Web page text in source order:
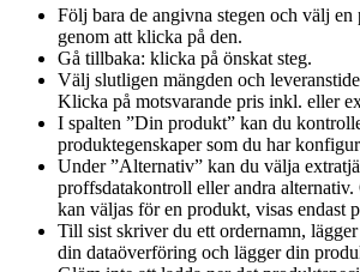
Följ bara de angivna stegen och välj
genom att klicka på den.
Gå tillbaka: klicka på önskat steg.
Välj slutligen mängden och
Klicka på motsvarande pris inkl. eller
I spalten ”Din produkt” kan du
produktegenskaper som du har
Under ”Alternativ” kan du välja
proffsdatakontroll eller andra alternativ.
kan väljas för en produkt, visas endast
Till sist skriver du ett ordernamn,
din dataöverföring och lägger din